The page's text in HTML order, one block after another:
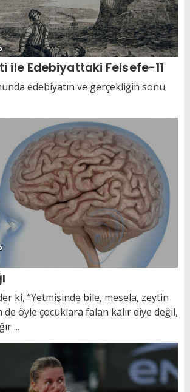
ile Edebiyattaki Felsefe-11
edebiyatın ve gerçekliğin sonu
ki, “Yetmişinde bile, mesela, zeytin
de öyle çocuklara falan kalır diye değil,
...